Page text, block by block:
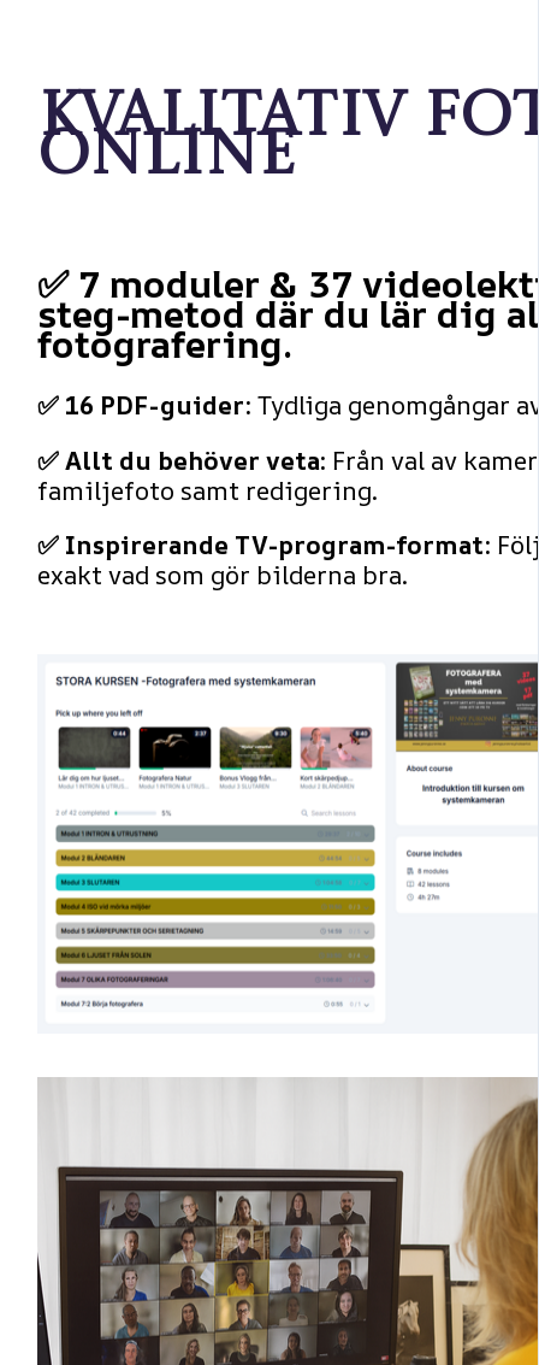
Kvalitativ
online
✅ 7 moduler & 37
steg-metod där du lär dig
fotografering.
✅ 16 PDF-guider: Tydliga genomgångar
✅ Allt du behöver veta: Från val av
familjefoto samt redigering.
✅ Inspirerande TV-program-format:
exakt vad som gör bilderna bra.